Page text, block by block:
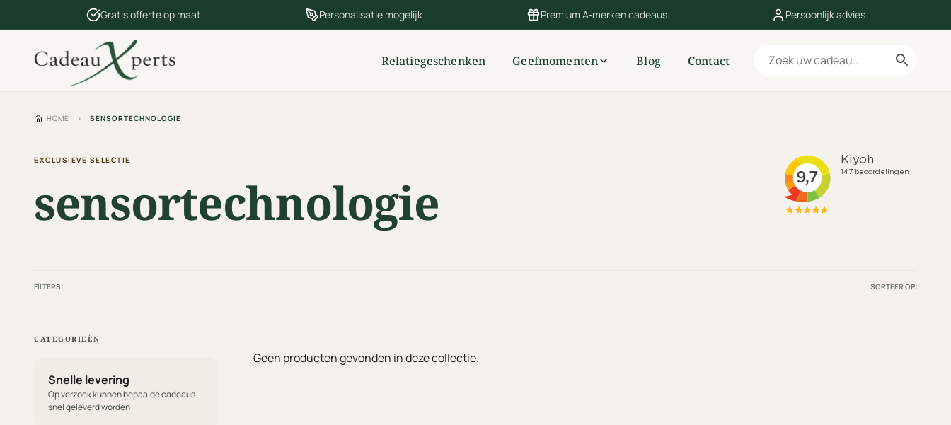
Gratis offerte op maat Personalisatie mogelijk Premium A-merken cadeaus Persoonlijk advies
Relatiegeschenken Geefmomenten Blog Contact
HOME › SENSORTECHNOLOGIE
EXCLUSIEVE SELECTIE
sensortechnologie
FILTERS: SORTEER OP:
CATEGORIEËN
Snelle levering
Op verzoek kunnen bepaalde cadeaus
snel geleverd worden
Geen producten gevonden in deze collectie.